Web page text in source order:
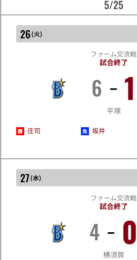
5/25
5/26
26(火)
ファーム交流戦
試合終了
6 1
平塚
庄司 坂井
5/27
27(水)
ファーム交流戦
試合終了
4 0
横須賀